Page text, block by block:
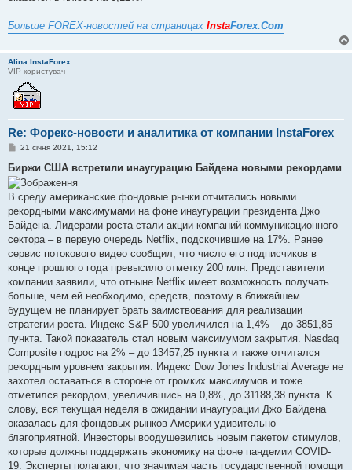
Больше FOREX-новостей на страницах InstaForex.Com
Alina InstaForex
VIP користувач
Re: Форекс-новости и аналитика от компании InstaForex
П
в
і
д
о
м
л
е
н
н
я
21 січня 2021, 15:12
Биржи США встретили инаугурацию Байдена новыми рекордами
В среду американские фондовые рынки отчитались новыми
рекордными максимумами на фоне инаугурации президента Джо
Байдена. Лидерами роста стали акции компаний коммуникационного
сектора – в первую очередь Netflix, подскочившие на 17%. Ранее
сервис потокового видео сообщил, что число его подписчиков в
конце прошлого года превысило отметку 200 млн. Представители
компании заявили, что отныне Netflix имеет возможность получать
больше, чем ей необходимо, средств, поэтому в ближайшем
будущем не планирует брать заимствования для реализации
стратегии роста. Индекс S&P 500 увеличился на 1,4% – до 3851,85
пункта. Такой показатель стал новым максимумом закрытия. Nasdaq
Composite подрос на 2% – до 13457,25 пункта и также отчитался
рекордным уровнем закрытия. Индекс Dow Jones Industrial Average не
захотел оставаться в стороне от громких максимумов и тоже
отметился рекордом, увеличившись на 0,8%, до 31188,38 пункта. К
слову, вся текущая неделя в ожидании инаугурации Джо Байдена
оказалась для фондовых рынков Америки удивительно
благоприятной. Инвесторы воодушевились новым пакетом стимулов,
которые должны поддержать экономику на фоне пандемии COVID-
19. Эксперты полагают, что значимая часть государственной помощи